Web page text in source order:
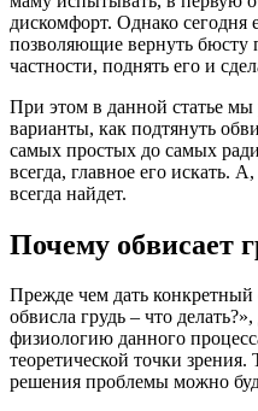
дискомфорт. Однако сегодня
позволяющие вернуть бюсту
частности, поднять его и
При этом в данной статье мы
варианты, как подтянуть
самых простых до самых
всегда, главное его искать.
всегда найдет.
Почему обвисает
Прежде чем дать конкретный
обвисла грудь – что
физиологию данного
теоретической точки зрения.
решения проблемы можно